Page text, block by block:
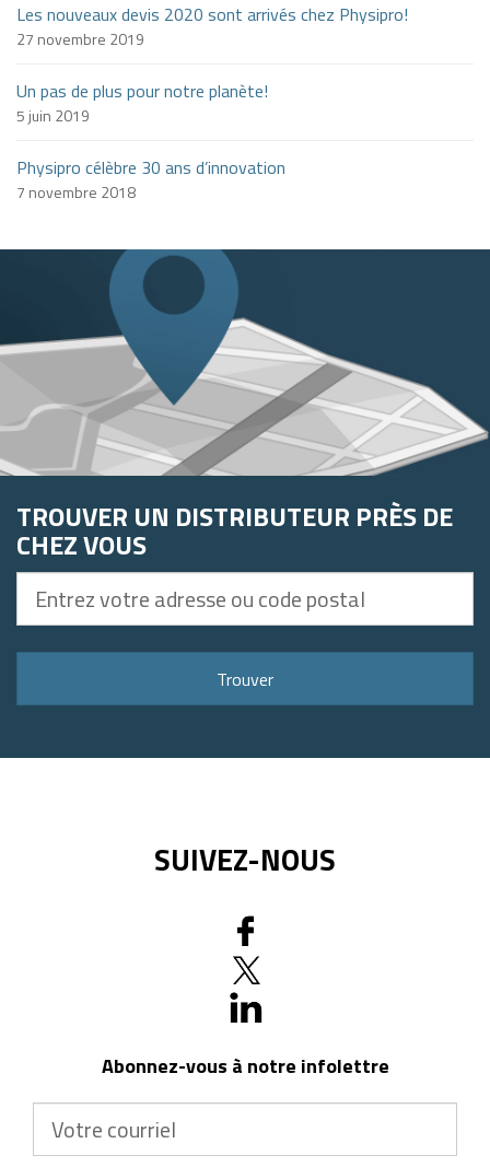
Les nouveaux devis 2020 sont arrivés chez Physipro!
27 novembre 2019
Un pas de plus pour notre planète!
5 juin 2019
Physipro célèbre 30 ans d’innovation
7 novembre 2018
TROUVER UN DISTRIBUTEUR PRÈS DE
CHEZ VOUS
votre
Trouver
SUIVEZ-NOUS
Abonnez-vous à notre infolettre